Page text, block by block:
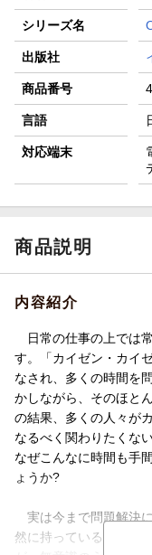
シリーズ名
出版社
商品番号
言語
対応端末
商品説明
内容紹介
日常の仕事の上では
す。「カイゼン・カイ
なされ、多くの時間を
かしながら、そのほと
の結果、多くの人々が
なるべく関わりたくな
なぜこんなに時間も手
ょうか?
実は今まで問題解決
然に持っている行動心